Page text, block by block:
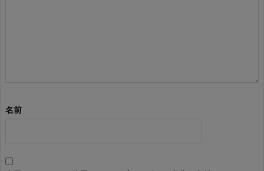
名前